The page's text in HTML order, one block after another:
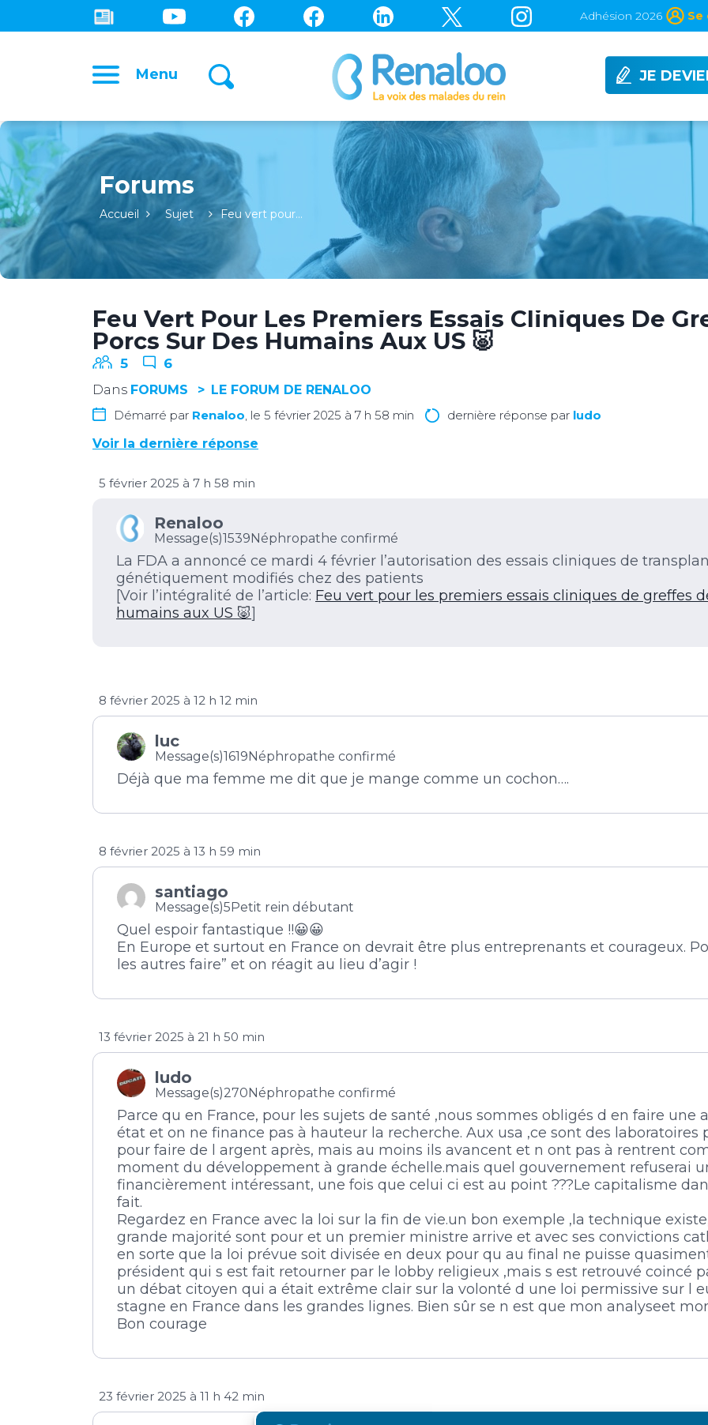
Adhésion 2026 Se
Menu JE
Forums
Accueil Sujet Feu vert pour…
Feu Vert Pour Les Premiers Essais Cliniques De
Porcs Sur Des Humains Aux US 🐷
5 6
Dans FORUMS
LE FORUM DE RENALOO
Démarré par Renaloo, le 5 février 2025 à 7 h 58 min dernière réponse par ludo
Voir la dernière réponse
5 février 2025 à 7 h 58 min
Renaloo
Message(s)1539 Néphropathe confirmé
La FDA a annoncé ce mardi 4 février l’autorisation des essais cliniques de
génétiquement modifiés chez des patients
[Voir l’intégralité de l’article: Feu vert pour les premiers essais cliniques de greffes
humains aux US 🐷]
8 février 2025 à 12 h 12 min
luc
Message(s)1619 Néphropathe confirmé
Déjà que ma femme me dit que je mange comme un cochon….
8 février 2025 à 13 h 59 min
santiago
Message(s)5 Petit rein débutant
Quel espoir fantastique !!😀😀
En Europe et surtout en France on devrait être plus entreprenants et courageux.
les autres faire” et on réagit au lieu d’agir !
13 février 2025 à 21 h 50 min
ludo
Message(s)270 Néphropathe confirmé
Parce qu en France, pour les sujets de santé ,nous sommes obligés d en faire une
état et on ne finance pas à hauteur la recherche. Aux usa ,ce sont des laboratoires
pour faire de l argent après, mais au moins ils avancent et n ont pas à rentrent
moment du développement à grande échelle.mais quel gouvernement refuserai
financièrement intéressant, une fois que celui ci est au point ???Le capitalisme
fait.
Regardez en France avec la loi sur la fin de vie.un bon exemple ,la technique
grande majorité sont pour et un premier ministre arrive et avec ses convictions
en sorte que la loi prévue soit divisée en deux pour qu au final ne puisse
président qui s est fait retourner par le lobby religieux ,mais s est retrouvé coincé
un débat citoyen qui a était extrême clair sur la volonté d une loi permissive sur l
stagne en France dans les grandes lignes. Bien sûr se n est que mon analyseet
Bon courage
23 février 2025 à 11 h 42 min